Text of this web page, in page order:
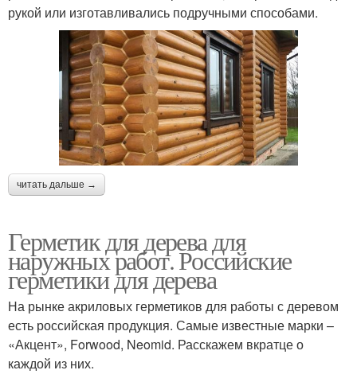
рукой или изготавливались подручными способами.
читать дальше →
Герметик для дерева для
наружных работ. Российские
герметики для дерева
На рынке акриловых герметиков для работы с деревом
есть российская продукция. Самые известные марки –
«Акцент», Forwood, Neomid. Расскажем вкратце о
каждой из них.